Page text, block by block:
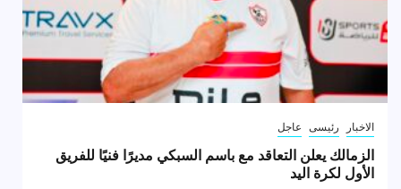
الاخبار رئيسى عاجل
الزمالك يعلن التعاقد مع باسم السبكي مديرًا فنيًا للفريق
الأول لكرة اليد